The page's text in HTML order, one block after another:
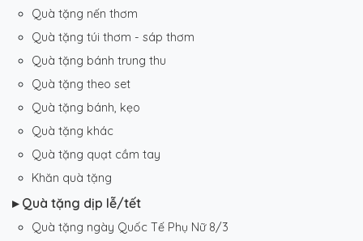
Quà tặng nến thơm
Quà tặng túi thơm - sáp thơm
Quà tặng bánh trung thu
Quà tặng theo set
Quà tặng bánh, kẹo
Quà tặng khác
Quà tặng quạt cầm tay
Khăn quà tặng
▸ Quà tặng dịp lễ/tết
Quà tặng ngày Quốc Tế Phụ Nữ 8/3